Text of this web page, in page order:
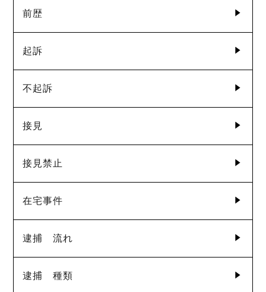
前歴
起訴
不起訴
接見
接見禁止
在宅事件
逮捕 流れ
逮捕 種類